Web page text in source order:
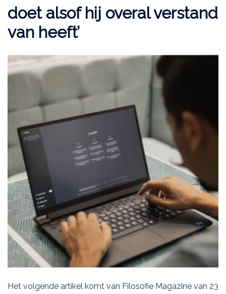
doet alsof hij overal verstand
van heeft’
Het volgende artikel komt van Filosofie Magazine van 23